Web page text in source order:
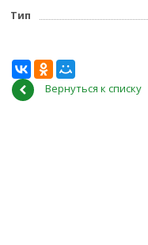
Тип
Вернуться к списку